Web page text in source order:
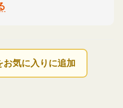
気に入りに追加